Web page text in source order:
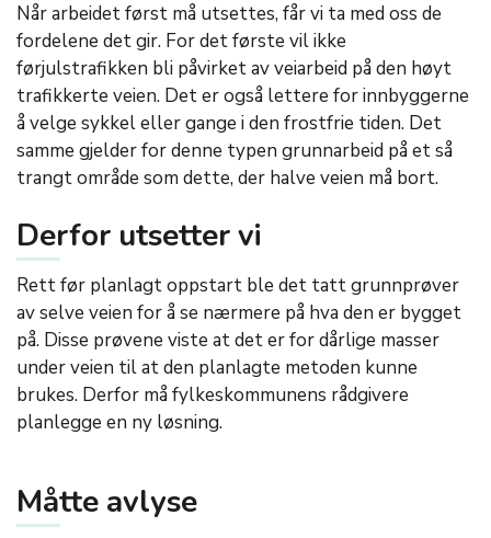
Når arbeidet først må utsettes, får vi ta med oss de
fordelene det gir. For det første vil ikke
førjulstrafikken bli påvirket av veiarbeid på den høyt
trafikkerte veien. Det er også lettere for innbyggerne
å velge sykkel eller gange i den frostfrie tiden. Det
samme gjelder for denne typen grunnarbeid på et så
trangt område som dette, der halve veien må bort.
Derfor utsetter vi
Rett før planlagt oppstart ble det tatt grunnprøver
av selve veien for å se nærmere på hva den er bygget
på. Disse prøvene viste at det er for dårlige masser
under veien til at den planlagte metoden kunne
brukes. Derfor må fylkeskommunens rådgivere
planlegge en ny løsning.
Måtte avlyse